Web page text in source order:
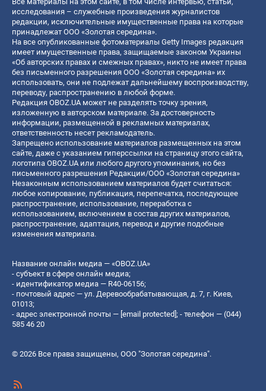
исследования – служебные произведения журналистов
редакции, исключительные имущественные права на которые
принадлежат ООО «Золотая середина».
На все опубликованные фотоматериалы Getty Images редакция
имеет имущественные права, защищаемые законом Украины
«Об авторских правах и смежных правах», никто не имеет права
без письменного разрешения ООО «Золотая середина» их
использовать, они не подлежат дальнейшему воспроизводству,
переводу, распространению в любой форме.
Редакция OBOZ.UA может не разделять точку зрения,
изложенную в авторском материале. За достоверность
информации, размещенной в рекламных материалах,
ответственность несет рекламодатель.
Запрещено использование материалов размещенных на этом
сайте, даже с указанием гиперссылки на страницу этого сайта,
логотипа OBOZ.UA или любого другого упоминания, но без
письменного разрешения Редакции/ООО «Золотая середина»
Незаконным использованием материалов будет считаться:
любое копирование, публикация, перепечатка, последующее
распространение, использование, переработка с
использованием, включением в состав других материалов,
распространение, адаптация, перевод и другие подобные
изменения материала.
Название онлайн медиа — «OBOZ.UA»
- субъект в сфере онлайн медиа;
- идентификатор медиа — R40-06156;
- почтовый адрес — ул. Деревообрабатывающая, д. 7, г. Киев,
01013;
- адрес электронной почты — [email protected] ; - телефон — (044)
585 46 20
© 2026 Все права защищены, ООО "Золотая середина".